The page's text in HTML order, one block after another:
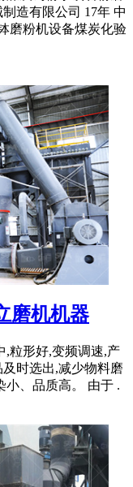
造有限公司 17年 中
磨粉机设备煤炭化验
磨机机器
,粒形好,变频调速,产
时选出,减少物料磨
小、品质高。 由于 .